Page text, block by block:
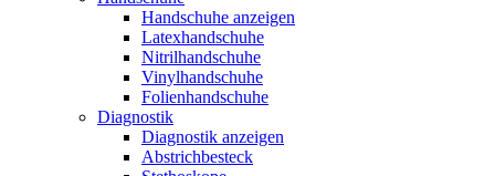
Handschuhe anzeigen
Latexhandschuhe
Nitrilhandschuhe
Vinylhandschuhe
Folienhandschuhe
Diagnostik
Diagnostik anzeigen
Abstrichbesteck